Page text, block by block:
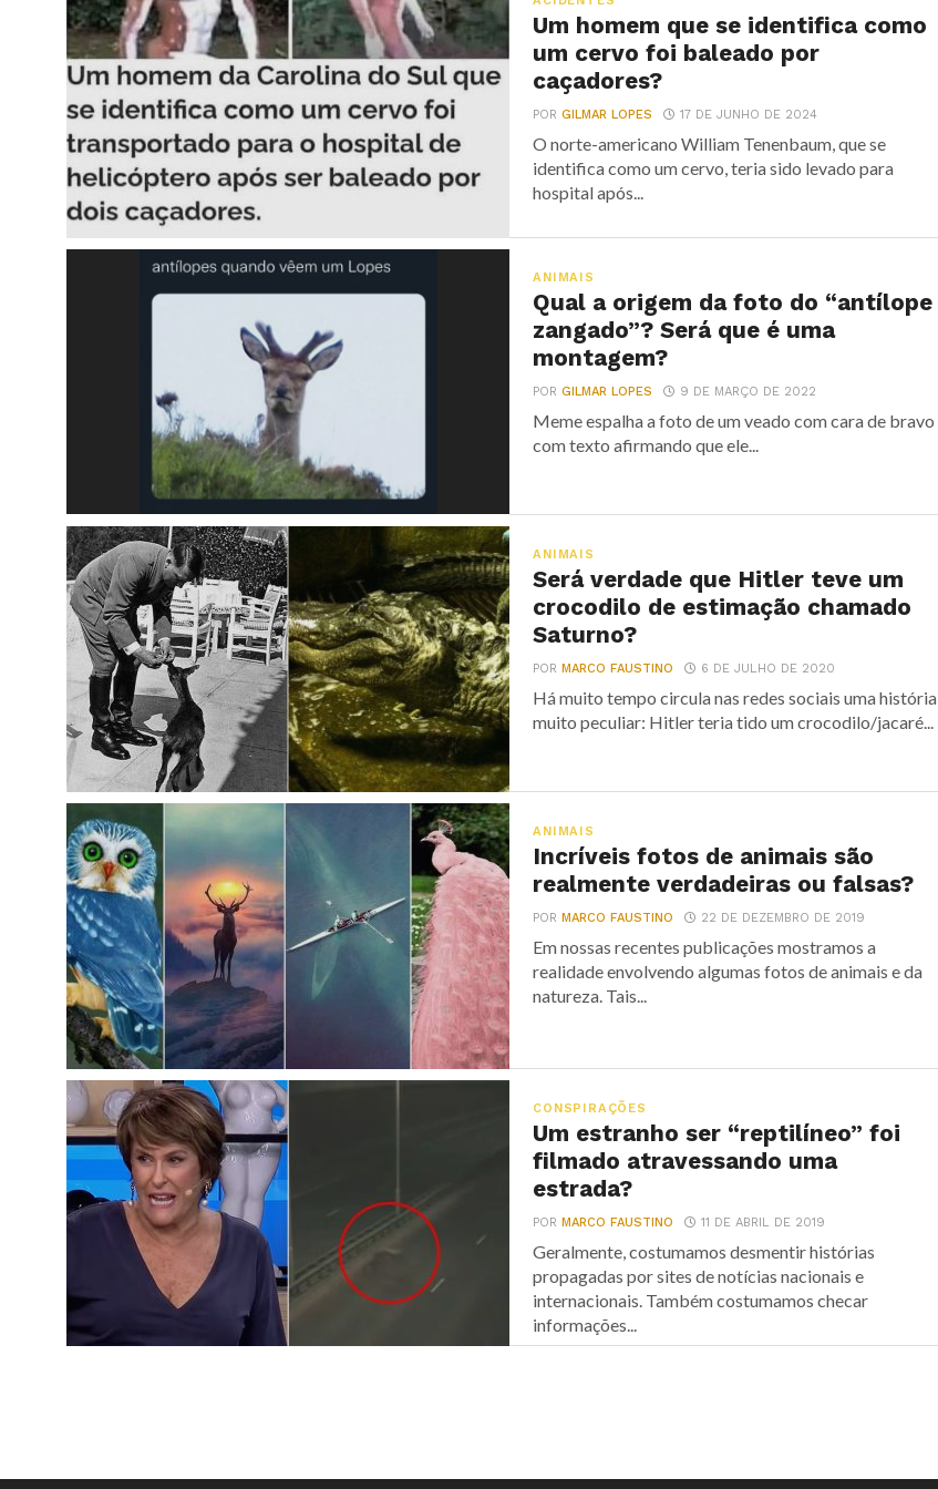
Um homem que se identifica como
um cervo foi baleado por
caçadores?
PORGILMAR LOPES 17 DE JUNHO DE 2024
O norte-americano William Tenenbaum, que se
identifica como um cervo, teria sido levado para
hospital após...
ANIMAIS
Qual a origem da foto do “antílope
zangado”? Será que é uma
montagem?
PORGILMAR LOPES 9 DE MARÇO DE 2022
Meme espalha a foto de um veado com cara de bravo
com texto afirmando que ele...
ANIMAIS
Será verdade que Hitler teve um
crocodilo de estimação chamado
Saturno?
PORMARCO FAUSTINO 6 DE JULHO DE 2020
Há muito tempo circula nas redes sociais uma história
muito peculiar: Hitler teria tido um crocodilo/jacaré...
ANIMAIS
Incríveis fotos de animais são
realmente verdadeiras ou falsas?
PORMARCO FAUSTINO 22 DE DEZEMBRO DE 2019
Em nossas recentes publicações mostramos a
realidade envolvendo algumas fotos de animais e da
natureza. Tais...
CONSPIRAÇÕES
Um estranho ser “reptilíneo” foi
filmado atravessando uma
estrada?
PORMARCO FAUSTINO 11 DE ABRIL DE 2019
Geralmente, costumamos desmentir histórias
propagadas por sites de notícias nacionais e
internacionais. Também costumamos checar
informações...